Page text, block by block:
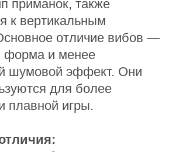
приманок, также
к вертикальным
отличие вибов —
форма и менее
шумовой эффект. Они
для более
плавной игры.